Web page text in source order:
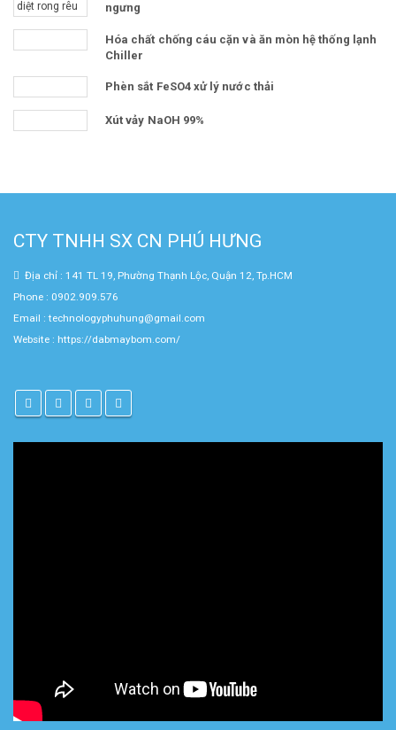
ngưng
Hóa chất chống cáu cặn và ăn mòn hệ thống lạnh
Chiller
Phèn sắt FeSO4 xử lý nước thải
Xút vảy NaOH 99%
CTY TNHH SX CN PHÚ HƯNG
Địa chỉ : 141 TL 19, Phường Thạnh Lộc, Quận 12, Tp.HCM
Phone : 0902.909.576
Email : technologyphuhung@gmail.com
Website : https://dabmaybom.com/